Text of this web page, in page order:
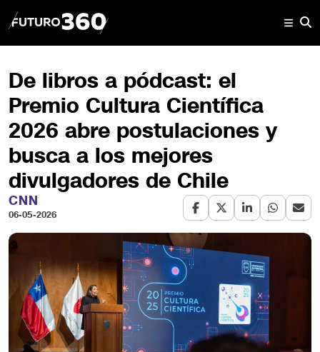
De libros a pódcast: el
Premio Cultura Científica
2026 abre postulaciones y
busca a los mejores
divulgadores de Chile
CNN
06-05-2026